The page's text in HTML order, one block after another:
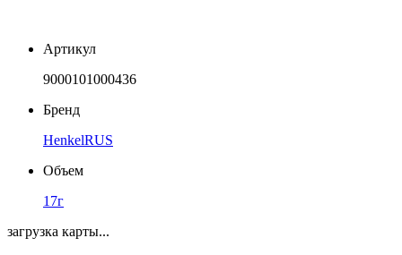
Артикул
9000101000436
Бренд
HenkelRUS
Объем
17г
загрузка карты...